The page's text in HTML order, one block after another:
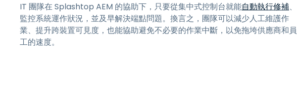
IT 團隊在 Splashtop AEM 的協助下，只要從集中式控制台就能自動執行修補、
監控系統運作狀況，並及早解決端點問題。換言之，團隊可以減少人工維護作
業、提升跨裝置可見度，也能協助避免不必要的作業中斷，以免拖垮供應商和員
工的速度。